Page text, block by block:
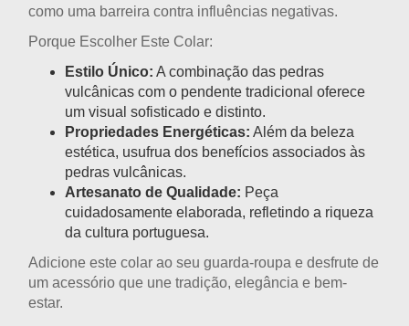
como uma barreira contra influências negativas.
Porque Escolher Este Colar:
Estilo Único: A combinação das pedras
vulcânicas com o pendente tradicional oferece
um visual sofisticado e distinto.
Propriedades Energéticas: Além da beleza
estética, usufrua dos benefícios associados às
pedras vulcânicas.
Artesanato de Qualidade: Peça
cuidadosamente elaborada, refletindo a riqueza
da cultura portuguesa.
Adicione este colar ao seu guarda-roupa e desfrute de
um acessório que une tradição, elegância e bem-
estar.